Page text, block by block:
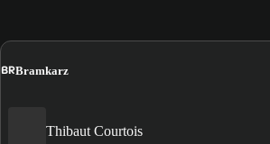
BRBramkarz
Thibaut Courtois